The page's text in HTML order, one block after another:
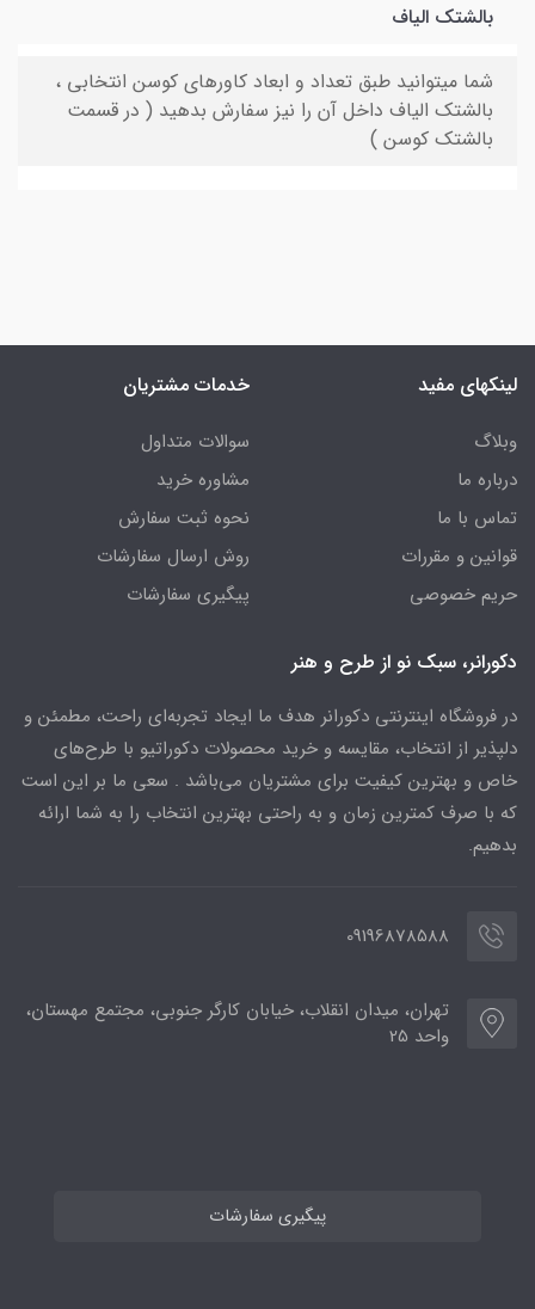
بالشتک الیاف
شما میتوانید طبق تعداد و ابعاد کاورهای کوسن انتخابی ،
بالشتک الیاف داخل آن را نیز سفارش بدهید ( در قسمت
بالشتک کوسن )
لینکهای مفید
وبلاگ
درباره ما
تماس با ما
قوانین و مقررات
حریم خصوصی
خدمات مشتریان
سوالات متداول
مشاوره خرید
نحوه ثبت سفارش
روش ارسال سفارشات
پیگیری سفارشات
دکورانر، سبک نو از طرح و هنر
در فروشگاه اینترنتی دکورانر هدف ما ایجاد تجربه‌ای راحت، مطمئن و
دلپذیر از انتخاب، مقایسه و خرید محصولات دکوراتیو با طرح‌های
خاص و بهترین کیفیت برای مشتریان می‌باشد . سعی ما بر این است
که با صرف کمترین زمان و به راحتی بهترین انتخاب را به شما ارائه
بدهیم.
09196878588
تهران، میدان انقلاب، خیابان کارگر جنوبی، مجتمع مهستان،
واحد 25
پیگیری سفارشات